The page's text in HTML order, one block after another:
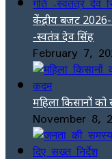
केंद्रीय बजट
-स्वतंत्र देव सिंह
February 7,
महिला किसानों
November 8,